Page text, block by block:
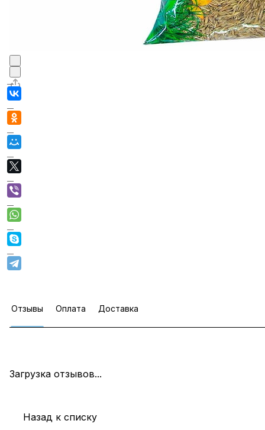
Отзывы Оплата Доставка
Загрузка отзывов...
Назад к списку